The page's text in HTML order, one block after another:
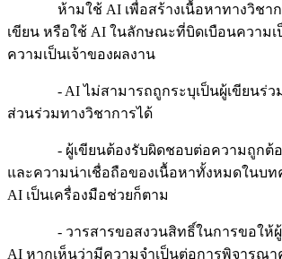
ห้ามใช้ AI เพื่อสร้างเนื้อหาทางวิชาก
เขียน หรือใช้ AI ในลักษณะที่บิดเบือนความเ
ความเป็นเจ้าของผลงาน
- AI ไม่สามารถถูกระบุเป็นผู้เขียนร่วม
ส่วนร่วมทางวิชาการได้
- ผู้เขียนต้องรับผิดชอบต่อความถูกต้อ
และความน่าเชื่อถือของเนื้อหาทั้งหมดในบ
AI เป็นเครื่องมือช่วยก็ตาม
- วารสารขอสงวนสิทธิ์ในการขอให้ผู้เ
AI หากเห็นว่ามีความจำเป็นต่อการพิจารณ